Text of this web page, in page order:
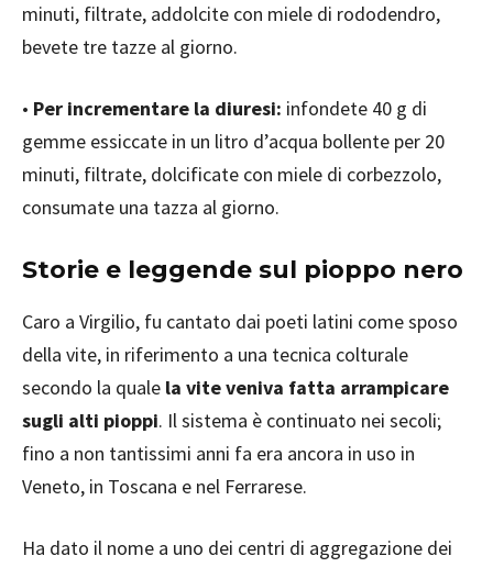
minuti, filtrate, addolcite con miele di rododendro,
bevete tre tazze al giorno.
• Per incrementare la diuresi: infondete 40 g di
gemme essiccate in un litro d’acqua bollente per 20
minuti, filtrate, dolcificate con miele di corbezzolo,
consumate una tazza al giorno.
Storie e leggende sul pioppo nero
Caro a Virgilio, fu cantato dai poeti latini come sposo
della vite, in riferimento a una tecnica colturale
secondo la quale la vite veniva fatta arrampicare
sugli alti pioppi. Il sistema è continuato nei secoli;
fino a non tantissimi anni fa era ancora in uso in
Veneto, in Toscana e nel Ferrarese.
Ha dato il nome a uno dei centri di aggregazione dei